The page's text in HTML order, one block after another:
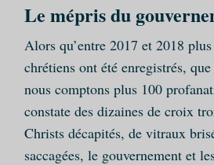
Le mépris du
Alors qu’entre 2017 et 2018
chrétiens ont été enregistrés,
nous comptons plus 100
constate des dizaines de croix
Christs décapités, de vitraux
saccagées, le gouvernement et